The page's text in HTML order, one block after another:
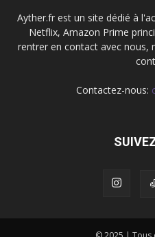
Ayther.fr est un site dédié à
Netflix, Amazon Prime
rentrer en contact avec nous,
Contactez-nous: